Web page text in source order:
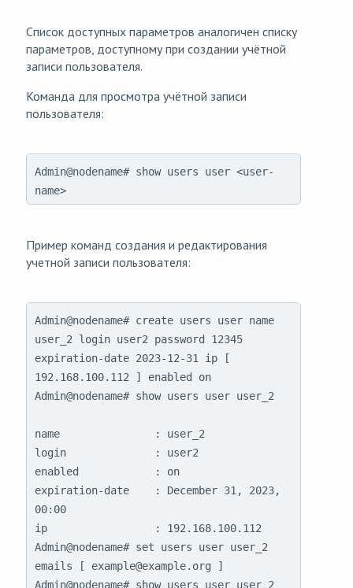
Список доступных параметров аналогичен списку
параметров, доступному при создании учётной
записи пользователя.
Команда для просмотра учётной записи
пользователя:
Admin@nodename# show users user <user-
name>
Пример команд создания и редактирования
учетной записи пользователя:
Admin@nodename# create users user name
user_2 login user2 password 12345
expiration-date 2023-12-31 ip [
192.168.100.112 ] enabled on
Admin@nodename# show users user user_2
name               : user_2
login              : user2
enabled            : on
expiration-date    : December 31, 2023,
00:00
ip                 : 192.168.100.112
Admin@nodename# set users user user_2
emails [ example@example.org ]
Admin@nodename# show users user user_2